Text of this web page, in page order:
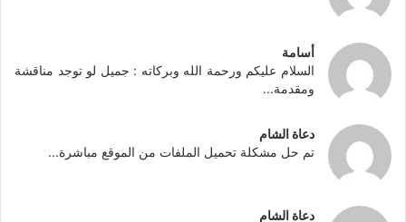
أسامة
السلام عليكم ورحمة الله وبركاته : جميل لو توجد مناقشة
ومقدمة...
دعاة الشام
تم حل مشكلة تحميل الملفات من الموقع مباشرة...
دعاة الشام